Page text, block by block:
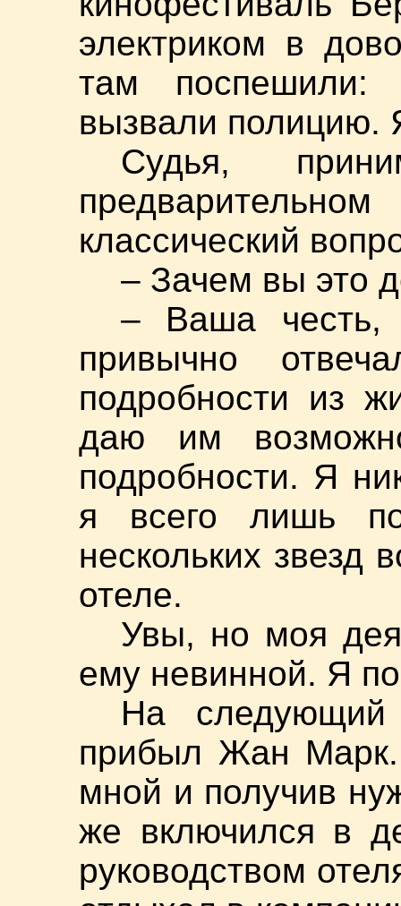
электриком в
там
вызвали полицию.
Судья,
классический
– Зачем вы это
– Ваша честь,
привычно
подробности из
даю им
подробности. Я
я всего лишь
нескольких звезд
отеле.
Увы, но моя
ему невинной. Я
На
прибыл Жан
мной и получив
же включился в
руководством